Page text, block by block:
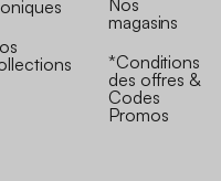
Nos
magasins
*Conditions
des offres &
Codes
Promos